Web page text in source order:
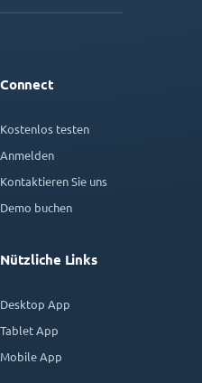
Connect
Kostenlos testen
Anmelden
Kontaktieren Sie uns
Demo buchen
Nützliche Links
Desktop App
Tablet App
Mobile App